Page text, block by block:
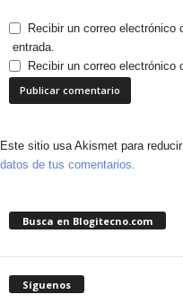
Recibir un correo
entrada.
Recibir un correo electrónico
Este sitio usa Akismet para
datos de tus comentarios.
Busca en Blogitecno.com
Síguenos